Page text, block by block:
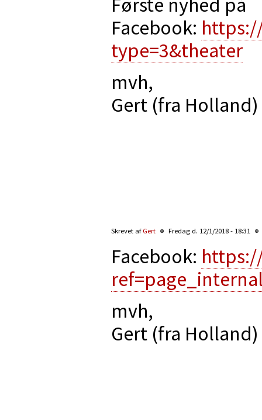
Facebook:
type=3&theater
mvh,
Gert (fra Holland)
Skrevet af Gert Fredag d. 12/1/2018 - 18:31
Facebook:
mvh,
Gert (fra Holland)